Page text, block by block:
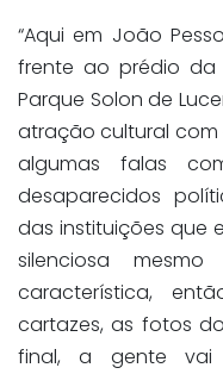
“Aqui em João
frente ao prédio da
Parque Solon de
atração cultural com
algumas falas
desaparecidos
das instituições que
silenciosa
característica,
cartazes, as fotos
final, a gente